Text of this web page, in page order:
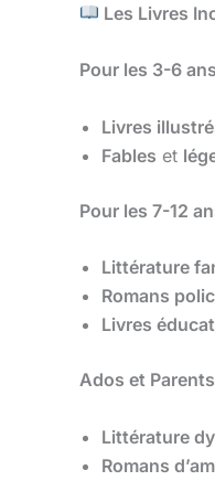
Les Livres
Pour les 3-6 ans
Livres
Fables et
Pour les 7-12
Littérature
Romans
Livres
Ados et Parents
Littérature
Romans